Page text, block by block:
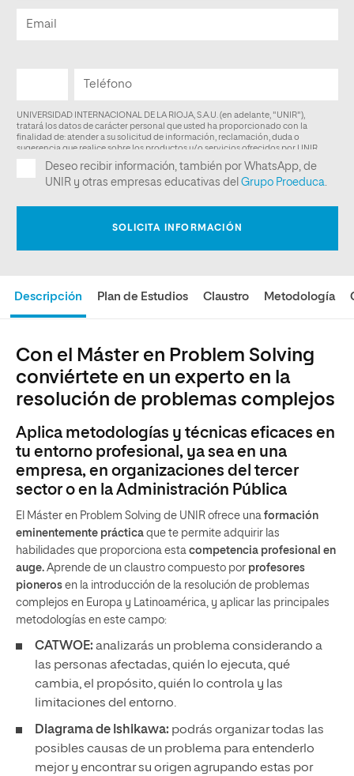
Descripción Plan de Estudios Claustro Metodología
Con el Máster en Problem Solving
conviértete en un experto en la
resolución de problemas complejos
Aplica metodologías y técnicas eficaces en
tu entorno profesional, ya sea en una
empresa, en organizaciones del tercer
sector o en la Administración Pública
El Máster en Problem Solving de UNIR ofrece una formación
eminentemente práctica que te permite adquirir las
habilidades que proporciona esta competencia profesional en
auge. Aprende de un claustro compuesto por profesores
pioneros en la introducción de la resolución de problemas
complejos en Europa y Latinoamérica, y aplicar las principales
metodologías en este campo:
CATWOE: analizarás un problema considerando a
las personas afectadas, quién lo ejecuta, qué
cambia, el propósito, quién lo controla y las
limitaciones del entorno.
Diagrama de Ishikawa: podrás organizar todas las
posibles causas de un problema para entenderlo
mejor y encontrar su origen agrupando estas por